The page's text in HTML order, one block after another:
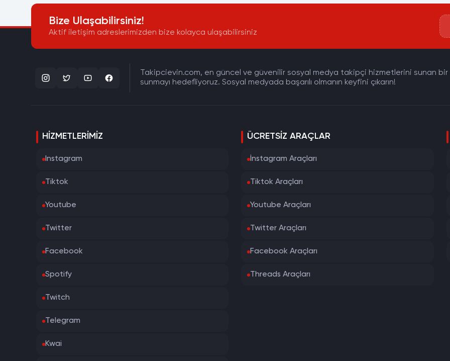
Bize Ulaşabilirsiniz!
Aktif iletişim adreslerimizden bize kolayca ulaşabilirsiniz
Takipcievin.com, en güncel ve güvenilir sosyal medya takipçi hizmetlerini sunan bir
sunmayı hedefliyoruz. Sosyal medyada başarılı olmanın keyfini çıkarın!
HIZMETLERIMIZ
Instagram
Tiktok
Youtube
Twitter
Facebook
Spotify
Twitch
Telegram
Kwai
ÜCRETSIZ ARAÇLAR
İnstagram Araçları
Tiktok Araçları
Youtube Araçları
Twitter Araçları
Facebook Araçları
Threads Araçları